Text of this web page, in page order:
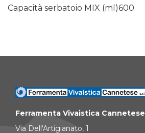
Capacità serbatoio MIX (ml)600
Ferramenta Vivaistica
Via Dell'Artigianato, 1